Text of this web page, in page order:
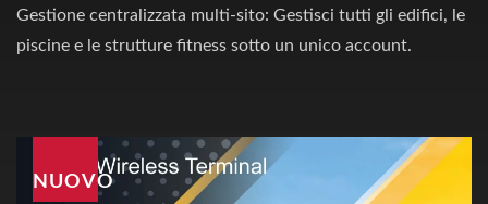
Gestione centralizzata multi-sito: Gestisci tutti gli edifici, le
piscine e le strutture fitness sotto un unico account.
NUOVO